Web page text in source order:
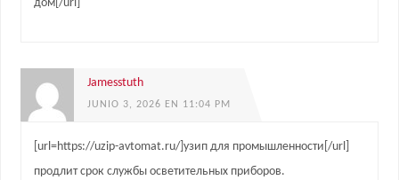
дом[/url]
Jamesstuth
JUNIO 3, 2026 EN 11:04 PM
[url=https://uzip-avtomat.ru/]узип для промышленности[/url]
продлит срок службы осветительных приборов.